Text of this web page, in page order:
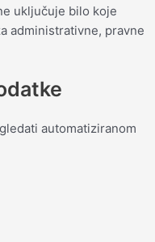
uključuje bilo koje
administrativne, pravne
automatiziranom